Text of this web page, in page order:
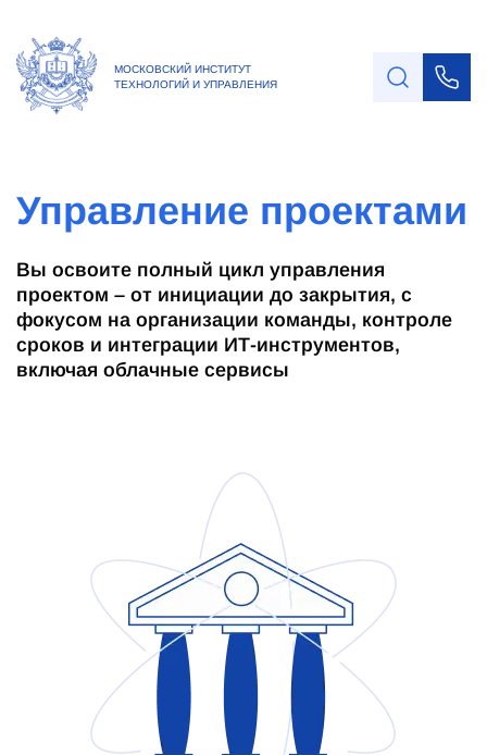
МОСКОВСКИЙ ИНСТИТУТ
ТЕХНОЛОГИЙ И УПРАВЛЕНИЯ
Управление проектами
Вы освоите полный цикл управления
проектом – от инициации до закрытия, с
фокусом на организации команды, контроле
сроков и интеграции ИТ-инструментов,
включая облачные сервисы